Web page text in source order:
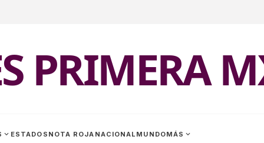
PRIMERA
expand_more ESTADOS NOTA ROJA NACIONAL MUNDOMÁS expand_more